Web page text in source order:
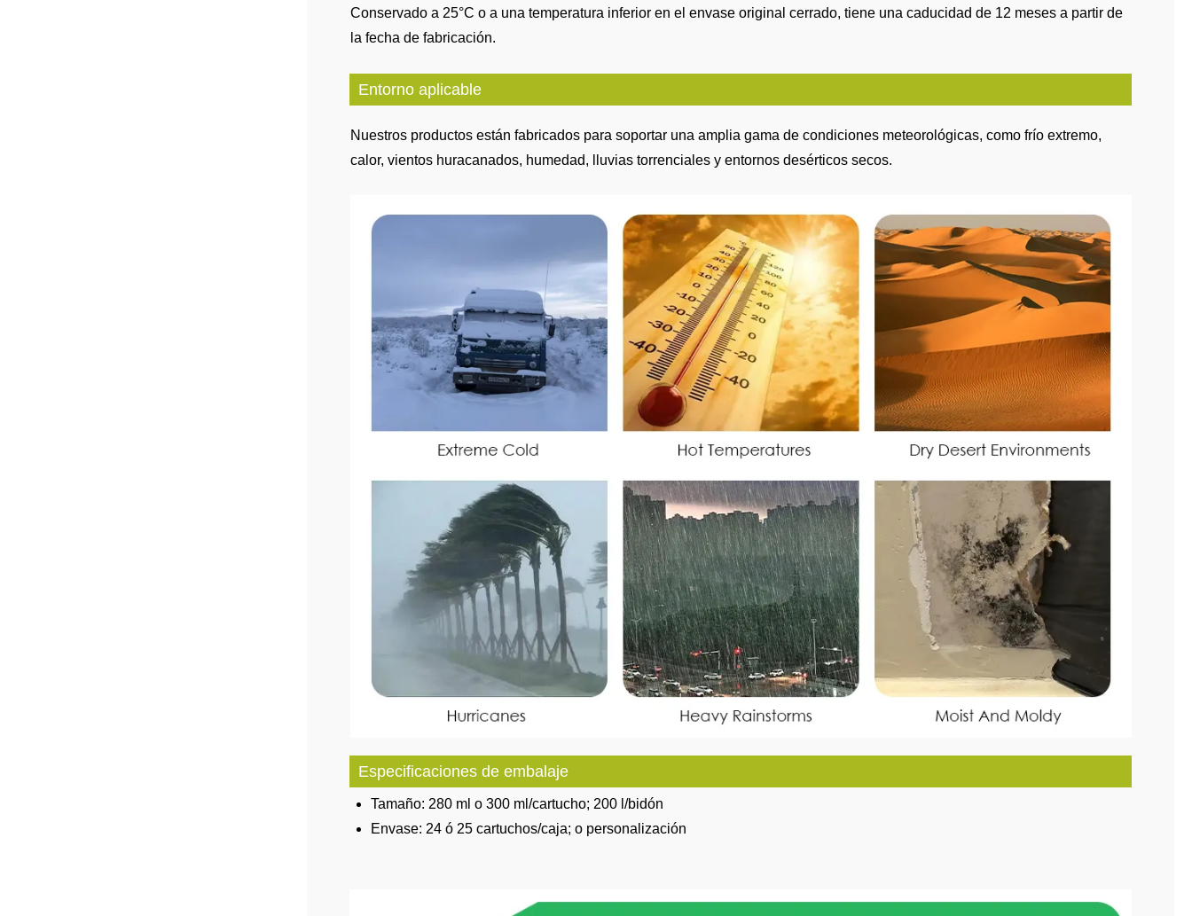
Conservado a 25°C o a una temperatura inferior en el envase original cerrado, tiene una caducidad de 12 meses a partir de
la fecha de fabricación.
Entorno aplicable
Nuestros productos están fabricados para soportar una amplia gama de condiciones meteorológicas, como frío extremo,
calor, vientos huracanados, humedad, lluvias torrenciales y entornos desérticos secos.
Especificaciones de embalaje
Tamaño: 280 ml o 300 ml/cartucho; 200 l/bidón
Envase: 24 ó 25 cartuchos/caja; o personalización